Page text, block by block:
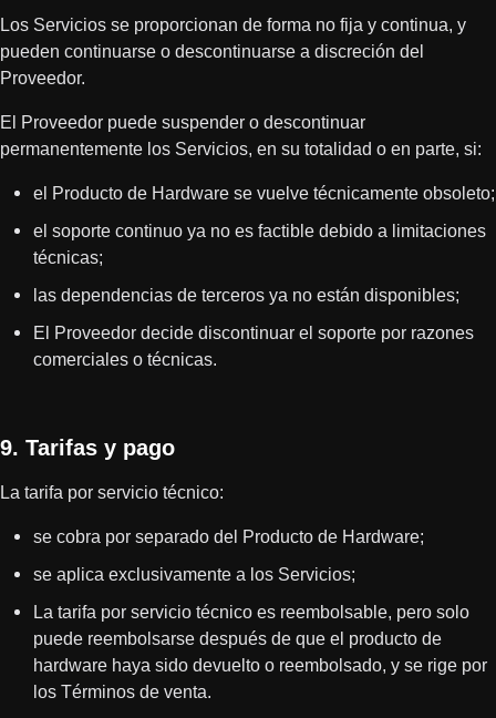
Los Servicios se proporcionan de forma no fija y continua, y
pueden continuarse o descontinuarse a discreción del
Proveedor.
El Proveedor puede suspender o descontinuar
permanentemente los Servicios, en su totalidad o en parte, si:
el Producto de Hardware se vuelve técnicamente obsoleto;
el soporte continuo ya no es factible debido a limitaciones
técnicas;
las dependencias de terceros ya no están disponibles;
El Proveedor decide discontinuar el soporte por razones
comerciales o técnicas.
9. Tarifas y pago
La tarifa por servicio técnico:
se cobra por separado del Producto de Hardware;
se aplica exclusivamente a los Servicios;
La tarifa por servicio técnico es reembolsable, pero solo
puede reembolsarse después de que el producto de
hardware haya sido devuelto o reembolsado, y se rige por
los Términos de venta.
¡El cupón ha sido activado!
33.20$ 0,00$
¡Felicidades, recibirás una funda de silicona gratis al pedir
un SG Timer!
CONTÁCTANOS
Nombre
Correo electrónico
Aviso: Cambio de País a
¿Entiende estas condiciones y desea continuar?